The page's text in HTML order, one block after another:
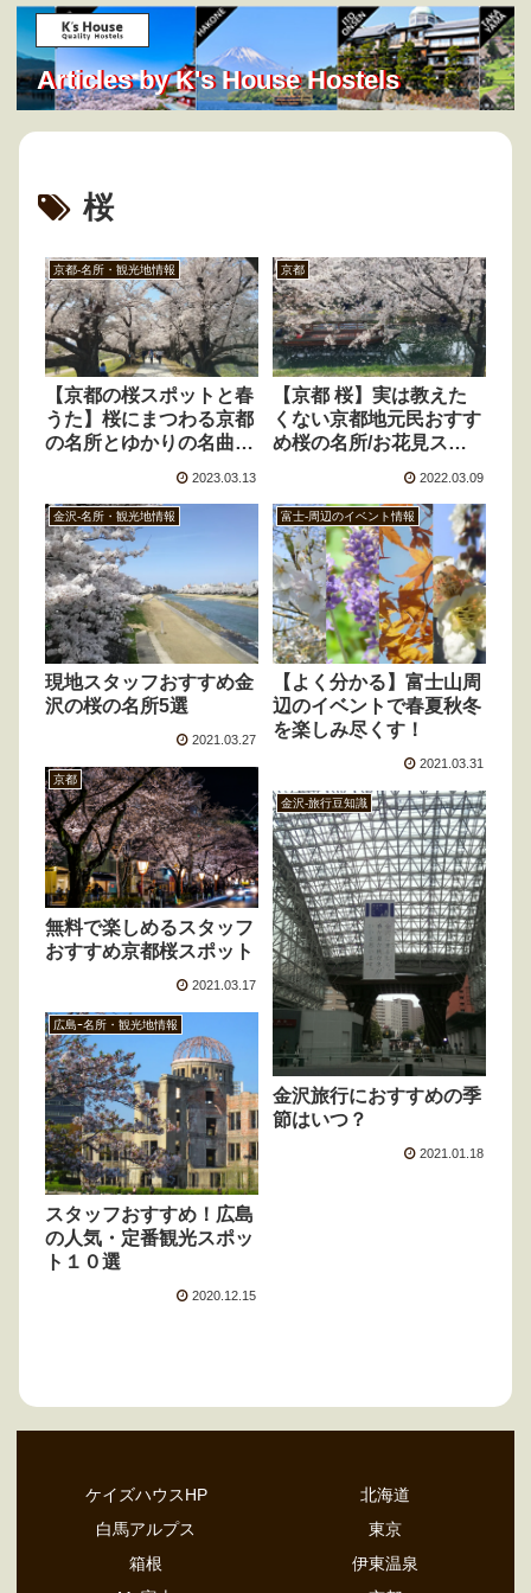
Articles by K's House Hostels
桜
京都-名所・観光地情報
【京都の桜スポットと春
うた】桜にまつわる京都
の名所とゆかりの名曲７
2023.03.13
京都
【京都 桜】実は教えた
くない京都地元民おすす
め桜の名所/お花見スポ
2022.03.09
富士-周辺のイベント情報
【よく分かる】富士山周
辺のイベントで春夏秋冬
を楽しみ尽くす！
2021.03.31
金沢-名所・観光地情報
現地スタッフおすすめ金
沢の桜の名所5選
2021.03.27
京都
無料で楽しめるスタッフ
おすすめ京都桜スポット
2021.03.17
金沢-旅行豆知識
金沢旅行におすすめの季
節はいつ？
2021.01.18
広島ｰ名所・観光地情報
スタッフおすすめ！広島
の人気・定番観光スポッ
ト１０選
2020.12.15
ケイズハウスHP
北海道
白馬アルプス
東京
箱根
伊東温泉